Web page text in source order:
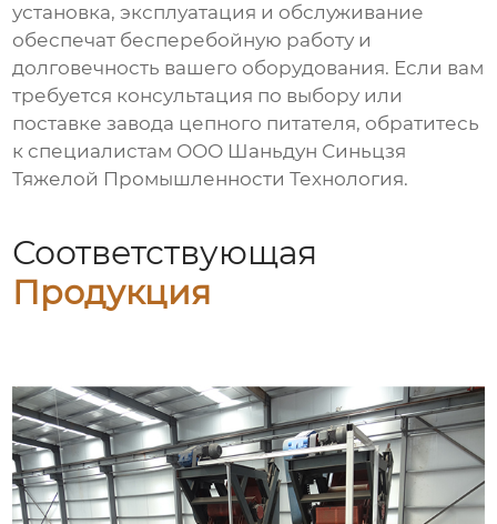
установка, эксплуатация и обслуживание
обеспечат бесперебойную работу и
долговечность вашего оборудования. Если вам
требуется консультация по выбору или
поставкезавода цепного питателя, обратитесь
к специалистам ООО Шаньдун Синьцзя
Тяжелой Промышленности Технология.
Соответствующая
Продукция